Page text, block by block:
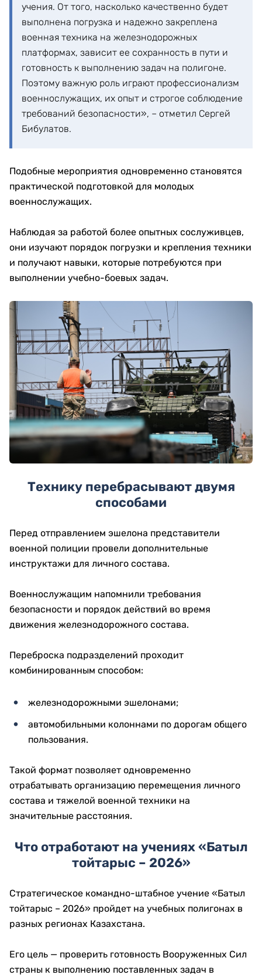
учения. От того, насколько качественно будет
выполнена погрузка и надежно закреплена
военная техника на железнодорожных
платформах, зависит ее сохранность в пути и
готовность к выполнению задач на полигоне.
Поэтому важную роль играют профессионализм
военнослужащих, их опыт и строгое соблюдение
требований безопасности», – отметил Сергей
Бибулатов.
Подобные мероприятия одновременно становятся
практической подготовкой для молодых
военнослужащих.
Наблюдая за работой более опытных сослуживцев,
они изучают порядок погрузки и крепления техники
и получают навыки, которые потребуются при
выполнении учебно-боевых задач.
Технику перебрасывают двумя
способами
Перед отправлением эшелона представители
военной полиции провели дополнительные
инструктажи для личного состава.
Военнослужащим напомнили требования
безопасности и порядок действий во время
движения железнодорожного состава.
Переброска подразделений проходит
комбинированным способом:
железнодорожными эшелонами;
автомобильными колоннами по дорогам общего
пользования.
Такой формат позволяет одновременно
отрабатывать организацию перемещения личного
состава и тяжелой военной техники на
значительные расстояния.
Что отработают на учениях «Батыл
тойтарыс – 2026»
Стратегическое командно-штабное учение «Батыл
тойтарыс – 2026» пройдет на учебных полигонах в
разных регионах Казахстана.
Его цель — проверить готовность Вооруженных Сил
страны к выполнению поставленных задач в